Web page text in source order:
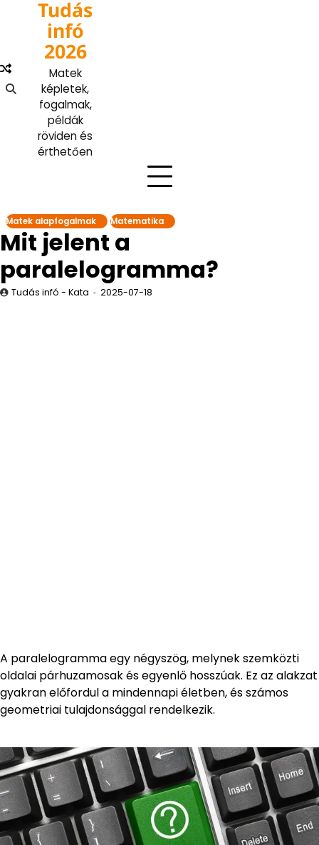
Tudás
infó
2026
Matek
képletek,
fogalmak,
példák
röviden és
érthetően
Matek alapfogalmak Matematika
Mit jelent a
paralelogramma?
Tudás infó - Kata 2025-07-18
A paralelogramma egy négyszög, melynek szemközti
oldalai párhuzamosak és egyenlő hosszúak. Ez az alakzat
gyakran előfordul a mindennapi életben, és számos
geometriai tulajdonsággal rendelkezik.